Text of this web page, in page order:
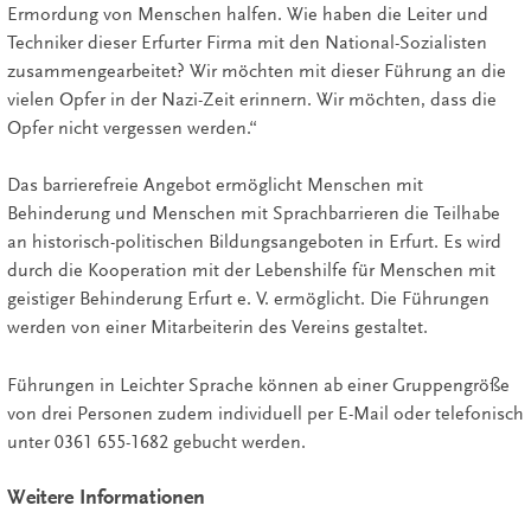
Ermordung von Menschen halfen. Wie haben die Leiter und
Techniker dieser Erfurter Firma mit den National-Sozialisten
zusammengearbeitet? Wir möchten mit dieser Führung an die
vielen Opfer in der Nazi-Zeit erinnern. Wir möchten, dass die
Opfer nicht vergessen werden.“
Das barrierefreie Angebot ermöglicht Menschen mit
Behinderung und Menschen mit Sprachbarrieren die Teilhabe
an historisch-politischen Bildungsangeboten in Erfurt. Es wird
durch die Kooperation mit der Lebenshilfe für Menschen mit
geistiger Behinderung Erfurt e. V. ermöglicht. Die Führungen
werden von einer Mitarbeiterin des Vereins gestaltet.
Führungen in Leichter Sprache können ab einer Gruppengröße
von drei Personen zudem individuell per E-Mail oder telefonisch
unter 0361 655-1682 gebucht werden.
Weitere Informationen